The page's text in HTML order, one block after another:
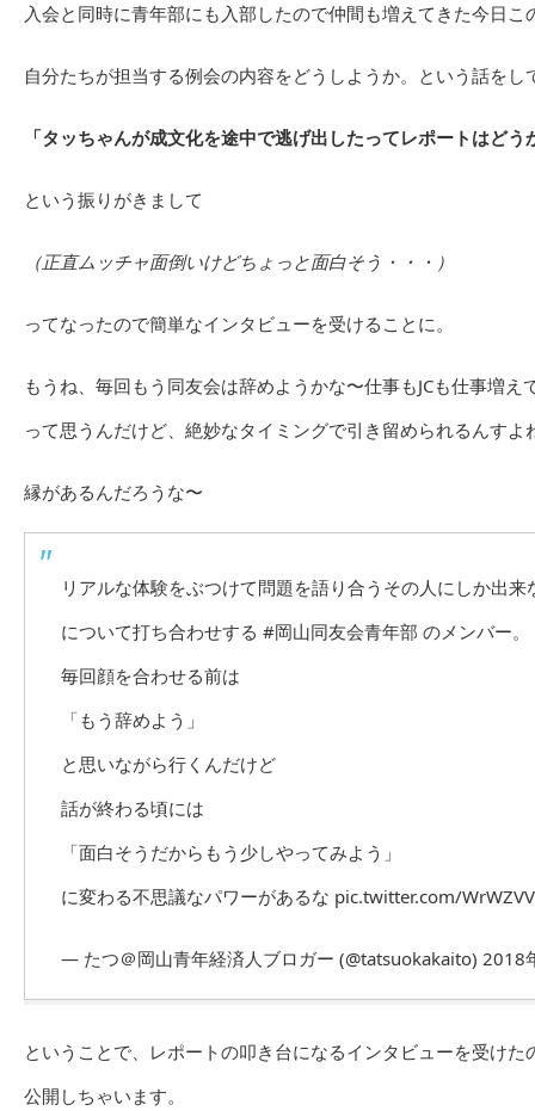
入会と同時に青年部にも入部したので仲間も増えてきた今日こ
自分たちが担当する例会の内容をどうしようか。という話をし
「タッちゃんが成文化を途中で逃げ出したってレポートはどう
という振りがきまして
（正直ムッチャ面倒いけどちょっと面白そう・・・）
ってなったので簡単なインタビューを受けることに。
もうね、毎回もう同友会は辞めようかな〜仕事もJCも仕事増え
って思うんだけど、絶妙なタイミングで引き留められるんすよ
縁があるんだろうな〜
リアルな体験をぶつけて問題を語り合うその人にしか出
について打ち合わせする #岡山同友会青年部 のメンバー。
毎回顔を合わせる前は
「もう辞めよう」
と思いながら行くんだけど
話が終わる頃には
「面白そうだからもう少しやってみよう」
に変わる不思議なパワーがあるな pic.twitter.com/
— たつ＠岡山青年経済人ブロガー (@tatsuokakaito) 2018
ということで、レポートの叩き台になるインタビューを受けた
公開しちゃいます。